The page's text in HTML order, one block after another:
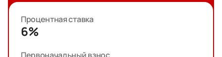
Процентная ставка
6%